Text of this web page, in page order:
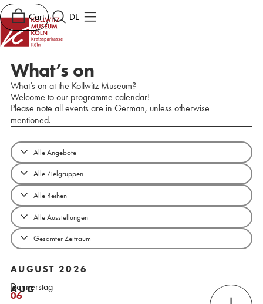
Cart DE
What’s on
What’s on at the Kollwitz Museum?
Welcome to our programme calendar!
Please note all events are in German, unless otherwise
mentioned.
AUGUST 2026
Donnerstag
06
AUG